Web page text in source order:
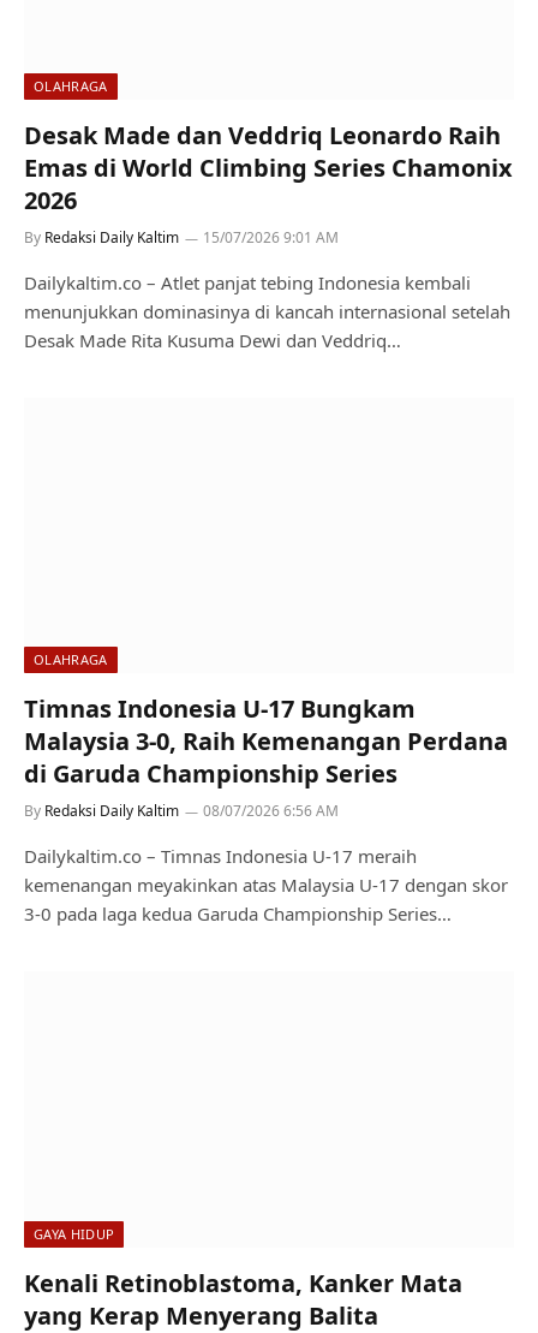
OLAHRAGA
Desak Made dan Veddriq Leonardo Raih
Emas di World Climbing Series Chamonix
2026
By Redaksi Daily Kaltim 15/07/2026 9:01 AM
Dailykaltim.co – Atlet panjat tebing Indonesia kembali
menunjukkan dominasinya di kancah internasional setelah
Desak Made Rita Kusuma Dewi dan Veddriq…
OLAHRAGA
Timnas Indonesia U-17 Bungkam
Malaysia 3-0, Raih Kemenangan Perdana
di Garuda Championship Series
By Redaksi Daily Kaltim 08/07/2026 6:56 AM
Dailykaltim.co – Timnas Indonesia U-17 meraih
kemenangan meyakinkan atas Malaysia U-17 dengan skor
3-0 pada laga kedua Garuda Championship Series…
GAYA HIDUP
Kenali Retinoblastoma, Kanker Mata
yang Kerap Menyerang Balita